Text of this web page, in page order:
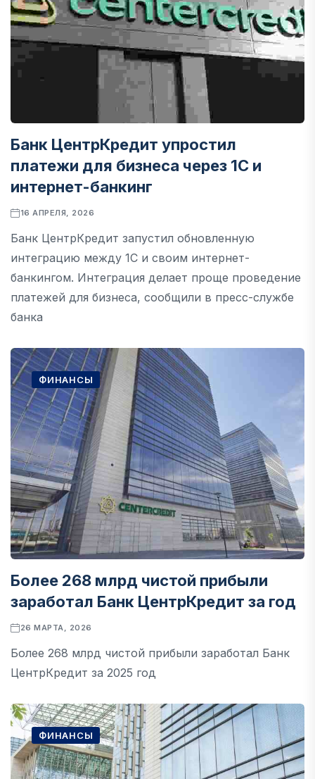
Банк ЦентрКредит упростил
платежи для бизнеса через 1С и
интернет-банкинг
16 АПРЕЛЯ, 2026
Банк ЦентрКредит запустил обновленную
интеграцию между 1С и своим интернет-
банкингом. Интеграция делает проще проведение
платежей для бизнеса, сообщили в пресс-службе
банка
ФИНАНСЫ
Более 268 млрд чистой прибыли
заработал Банк ЦентрКредит за год
26 МАРТА, 2026
Более 268 млрд чистой прибыли заработал Банк
ЦентрКредит за 2025 год
ФИНАНСЫ